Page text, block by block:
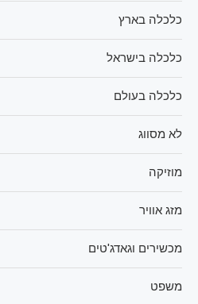
כלכלה בארץ
כלכלה בישראל
כלכלה בעולם
לא מסווג
מוזיקה
מזג אוויר
מכשירים וגאדג'טים
משפט